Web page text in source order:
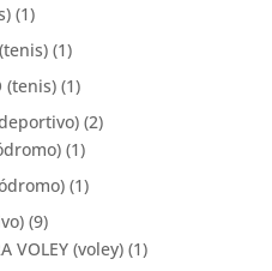
(1)
(1)
(tenis) (1)
(2)
(1)
(1)
(9)
VOLEY (voley) (1)